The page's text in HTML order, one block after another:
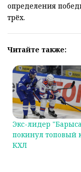
определения
трёх.
Читайте также:
Экс-лидер
покинул топовый
КХЛ